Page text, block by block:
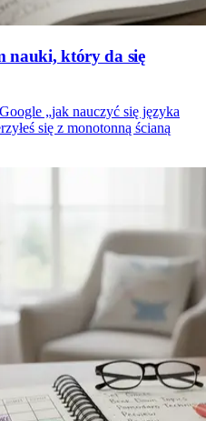
nauki, który da się
„jak nauczyć się języka
się z monotonną ścianą